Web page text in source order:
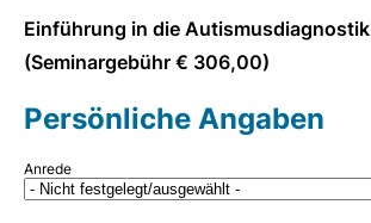
Einführung in die Autismusdiagnostik
(Seminargebühr € 306,00)
Persönliche Angaben
Anrede